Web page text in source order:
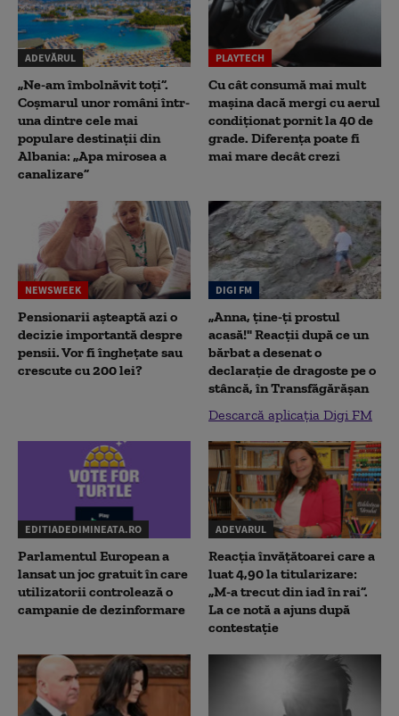
ADEVĂRUL
„Ne-am îmbolnăvit toți”.
Coșmarul unor români într-
una dintre cele mai
populare destinații din
Albania: „Apa mirosea a
canalizare”
PLAYTECH
Cu cât consumă mai mult
mașina dacă mergi cu aerul
condiționat pornit la 40 de
grade. Diferența poate fi
mai mare decât crezi
NEWSWEEK
Pensionarii așteaptă azi o
decizie importantă despre
pensii. Vor fi înghețate sau
crescute cu 200 lei?
DIGI FM
„Anna, ţine-ţi prostul
acasă!" Reacţii după ce un
bărbat a desenat o
declaraţie de dragoste pe o
stâncă, în Transfăgărăşan
Descarcă aplicația Digi FM
EDITIADEDIMINEATA.RO
Parlamentul European a
lansat un joc gratuit în care
utilizatorii controlează o
campanie de dezinformare
ADEVARUL
Reacția învățătoarei care a
luat 4,90 la titularizare:
„M-a trecut din iad în rai”.
La ce notă a ajuns după
contestație